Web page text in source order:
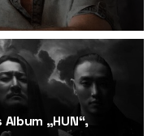
„HUN“,